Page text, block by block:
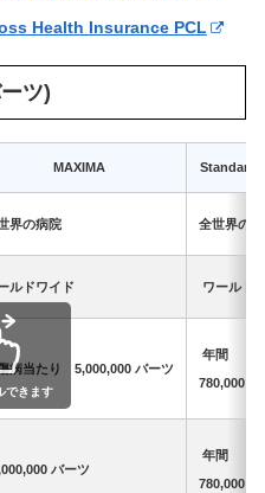
Health Insurance PCL
ツ)
MAXIMA Standard
界の病院 全世界の
ルドワイド ワールド
病当たり 5,000,000 バーツ
年間
780,000 バ
バーツ
年間
780,000 バ
できます